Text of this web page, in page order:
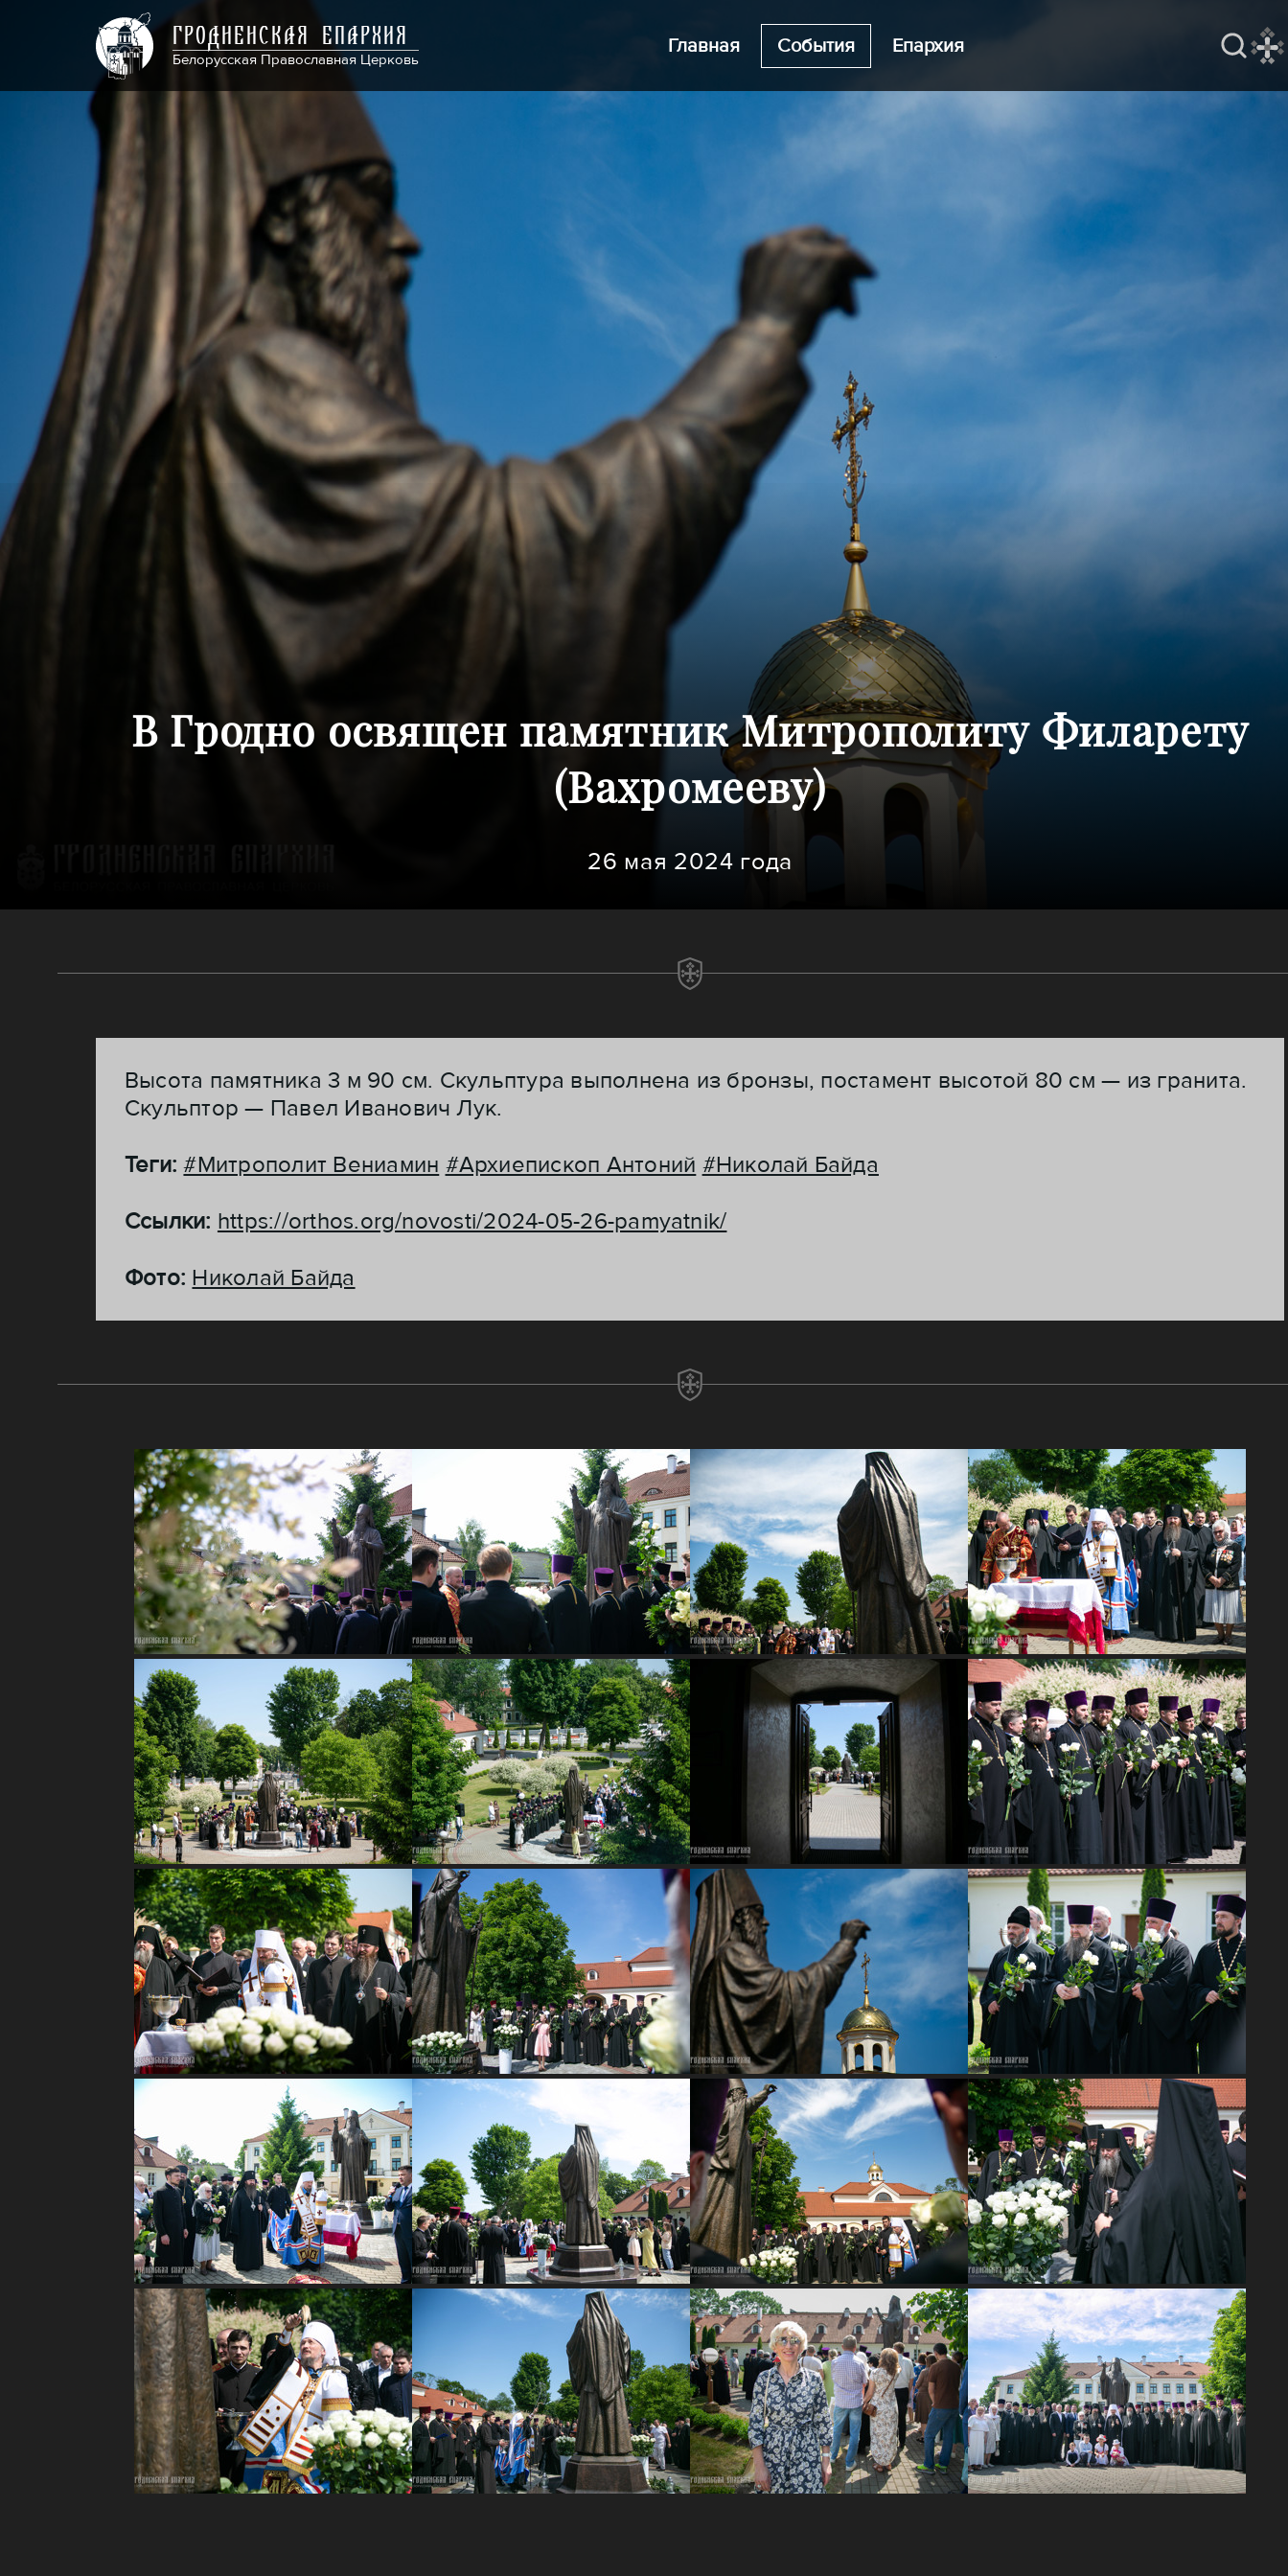
ГРОДНЕНСКАЯ ЕПАРХИЯ
Белорусская Православная Церковь
Главная События Епархия
В Гродно освящен памятник Митрополиту Филарету
(Вахромееву)
26 мая 2024 года
Высота памятника 3 м 90 см. Скульптура выполнена из бронзы, постамент высотой 80 см — из гранита.
Скульптор — Павел Иванович Лук.
Теги:#Митрополит Вениамин #Архиепископ Антоний #Николай Байда
Ссылки: https://orthos.org/novosti/2024-05-26-pamyatnik/
Фото: Николай Байда